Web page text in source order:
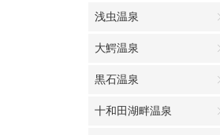
浅虫温泉
大鰐温泉
黒石温泉
十和田湖畔温泉